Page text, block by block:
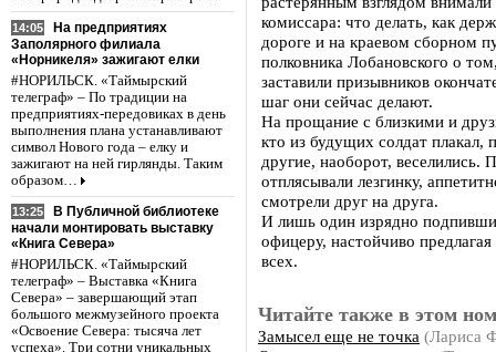
14:05
На предприятиях
Заполярного филиала
«Норникеля» зажигают елки
#НОРИЛЬСК. «Таймырский
телеграф» – По традиции на
предприятиях-передовиках в день
выполнения плана устанавливают
символ Нового года – елку и
зажигают на ней гирлянды. Таким
образом…
13:25
В Публичной библиотеке
начали монтировать выставку
«Книга Севера»
#НОРИЛЬСК. «Таймырский
телеграф» – Выставка «Книга
Севера» – завершающий этап
большого межмузейного проекта
«Освоение Севера: тысяча лет
успеха». Три сотни уникальных
комиссара: что делать, как
дороге и на краевом сборном
полковника Лобановского о
заставили призывников
шаг они сейчас делают.
На прощание с близкими и
кто из будущих солдат плакал,
другие, наоборот, веселились.
отплясывали лезгинку,
смотрели друг на друга.
И лишь один изрядно
офицеру, настойчиво
всех.
Читайте также в этом
Замысел еще не точка